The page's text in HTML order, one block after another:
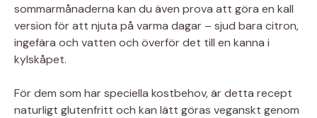
sommarmånaderna kan du även prova att göra en kall
version för att njuta på varma dagar – sjud bara citron,
ingefära och vatten och överför det till en kanna i
kylskåpet.
För dem som har speciella kostbehov, är detta recept
naturligt glutenfritt och kan lätt göras veganskt genom